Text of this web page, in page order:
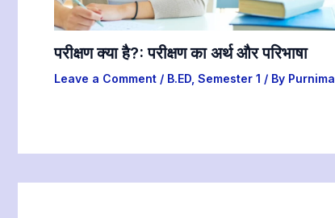
परीक्षण क्या है?: परीक्षण का अर्थ और परिभाषा
Leave a Comment / B.ED Semester 1 / By Purnima